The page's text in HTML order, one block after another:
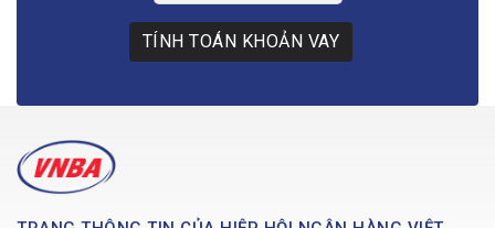
TÍNH TOÁN KHOẢN VAY